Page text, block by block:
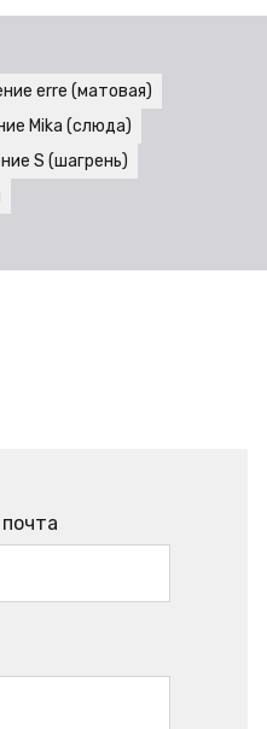
erre (матовая)
Mika (слюда)
S (шагрень)